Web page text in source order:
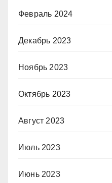
Февраль 2024
Декабрь 2023
Ноябрь 2023
Октябрь 2023
Август 2023
Июль 2023
Июнь 2023